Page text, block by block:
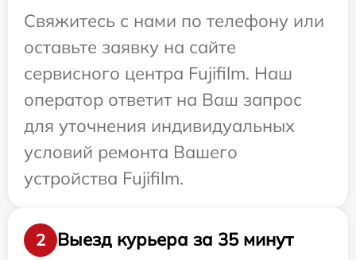
Свяжитесь с нами по телефону или
оставьте заявку на сайте
сервисного центра Fujifilm. Наш
оператор ответит на Ваш запрос
для уточнения индивидуальных
условий ремонта Вашего
устройства Fujifilm.
2
Выезд курьера за 35 минут